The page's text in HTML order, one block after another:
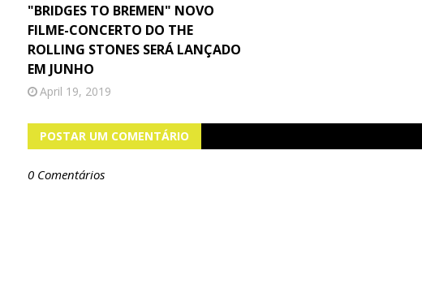
"BRIDGES TO BREMEN" NOVO
FILME-CONCERTO DO THE
ROLLING STONES SERÁ LANÇADO
EM JUNHO
April 19, 2019
POSTAR UM COMENTÁRIO
0 Comentários